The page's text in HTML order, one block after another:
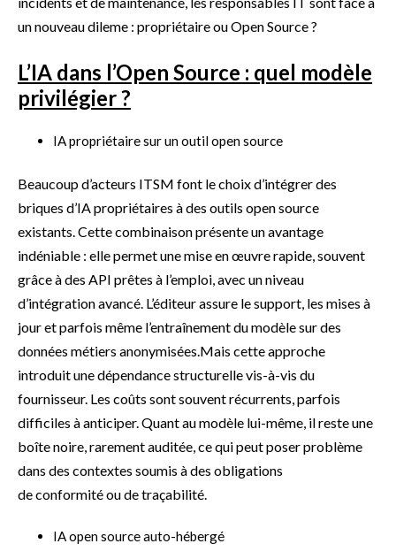
un nouveau dileme : propriétaire ou Open Source ?
L’IA dans l’Open Source : quel modèle
privilégier ?
IA propriétaire sur un outil open source
Beaucoup d’acteurs ITSM font le choix d’intégrer des
briques d’IA propriétaires à des outils open source
existants. Cette combinaison présente un avantage
indéniable : elle permet une mise en œuvre rapide, souvent
grâce à des API prêtes à l’emploi, avec un niveau
d’intégration avancé. L’éditeur assure le support, les mises à
jour et parfois même l’entraînement du modèle sur des
données métiers anonymisées.Mais cette approche
introduit une dépendance structurelle vis-à-vis du
fournisseur. Les coûts sont souvent récurrents, parfois
difficiles à anticiper. Quant au modèle lui-même, il reste une
boîte noire, rarement auditée, ce qui peut poser problème
dans des contextes soumis à des obligations
de conformité ou de traçabilité.
IA open source auto-hébergé